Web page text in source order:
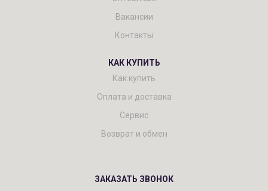
Вакансии
Контакты
КАК КУПИТЬ
Как купить
Оплата и доставка
Сервис
Возврат и обмен
ЗАКАЗАТЬ ЗВОНОК